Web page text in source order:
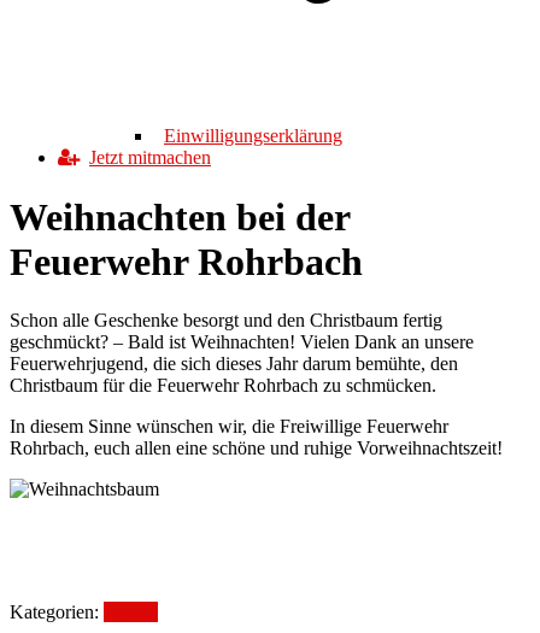
Einwilligungserklärung
Jetzt mitmachen
Weihnachten bei der
Feuerwehr Rohrbach
Schon alle Geschenke besorgt und den Christbaum fertig
geschmückt? – Bald ist Weihnachten! Vielen Dank an unsere
Feuerwehrjugend, die sich dieses Jahr darum bemühte, den
Christbaum für die Feuerwehr Rohrbach zu schmücken.
In diesem Sinne wünschen wir, die Freiwillige Feuerwehr
Rohrbach, euch allen eine schöne und ruhige Vorweihnachtszeit!
Kategorien: